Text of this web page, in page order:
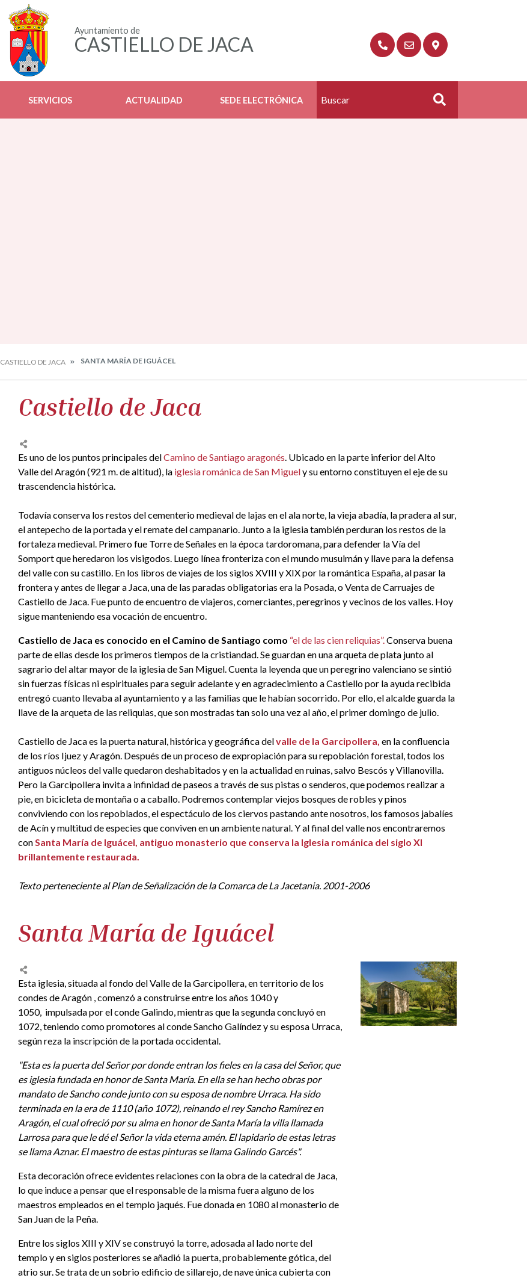
Ayuntamiento de
CASTIELLO DE JACA
SERVICIOS ACTUALIDAD SEDE ELECTRÓNICA Buscar
CASTIELLO DE JACA SANTA MARÍA DE IGUÁCEL
Castiello de Jaca
Es uno de los puntos principales delCamino de Santiago aragonés. Ubicado en la parte inferior del Alto
Valle del Aragón (921 m. de altitud), la iglesia románica de San Miguely su entorno constituyen el eje de su
trascendencia histórica.
Todavía conserva los restos del cementerio medieval de lajas en el ala norte, la vieja abadía, la pradera al sur,
el antepecho de la portada y el remate del campanario. Junto a la iglesia también perduran los restos de la
fortaleza medieval. Primero fue Torre de Señales en la época tardoromana, para defender la Vía del
Somport que heredaron los visigodos. Luego línea fronteriza con el mundo musulmán y llave para la defensa
del valle con su castillo. En los libros de viajes de los siglos XVIII y XIX por la romántica España, al pasar la
frontera y antes de llegar a Jaca, una de las paradas obligatorias era la Posada, o Venta de Carruajes de
Castiello de Jaca. Fue punto de encuentro de viajeros, comerciantes, peregrinos y vecinos de los valles. Hoy
sigue manteniendo esa vocación de encuentro.
Castiello de Jaca es conocido en el Camino de Santiago como “el de las cien reliquias”.Conserva buena
parte de ellas desde los primeros tiempos de la cristiandad. Se guardan en una arqueta de plata junto al
sagrario del altar mayor de la iglesia de San Miguel. Cuenta la leyenda que un peregrino valenciano se sintió
sin fuerzas físicas ni espirituales para seguir adelante y en agradecimiento a Castiello por la ayuda recibida
entregó cuanto llevaba al ayuntamiento y a las familias que le habían socorrido. Por ello, el alcalde guarda la
llave de la arqueta de las reliquias, que son mostradas tan solo una vez al año, el primer domingo de julio.
Castiello de Jaca es la puerta natural, histórica y geográfica delvalle de la Garcipollera, en la confluencia
de los ríos Ijuez y Aragón. Después de un proceso de expropiación para su repoblación forestal, todos los
antiguos núcleos del valle quedaron deshabitados y en la actualidad en ruinas, salvo Bescós y Villanovilla.
Pero la Garcipollera invita a infinidad de paseos a través de sus pistas o senderos, que podemos realizar a
pie, en bicicleta de montaña o a caballo. Podremos contemplar viejos bosques de robles y pinos
conviviendo con los repoblados, el espectáculo de los ciervos pastando ante nosotros, los famosos jabalíes
de Acín y multitud de especies que conviven en un ambiente natural. Y al final del valle nos encontraremos
conSanta María de Iguácel, antiguo monasterio que conserva la Iglesia románica del siglo XI
brillantemente restaurada.
Texto perteneciente al Plan de Señalización de la Comarca de La Jacetania. 2001-2006
Santa María de Iguácel
Esta iglesia, situada al fondo del Valle de la Garcipollera, en territorio de los
condes de Aragón , comenzó a construirse entre los años 1040 y
1050, impulsada por el conde Galindo, mientras que la segunda concluyó en
1072, teniendo como promotores al conde Sancho Galíndez y su esposa Urraca,
según reza la inscripción de la portada occidental.
"Esta es la puerta del Señor por donde entran los fieles en la casa del Señor, que
es iglesia fundada en honor de Santa María. En ella se han hecho obras por
mandato de Sancho conde junto con su esposa de nombre Urraca. Ha sido
terminada en la era de 1110 (año 1072), reinando el rey Sancho Ramírez en
Aragón, el cual ofreció por su alma en honor de Santa María la villa llamada
Larrosa para que le dé el Señor la vida eterna amén. El lapidario de estas letras
se llama Aznar. El maestro de estas pinturas se llama Galindo Garcés".
Esta decoración ofrece evidentes relaciones con la obra de la catedral de Jaca,
lo que induce a pensar que el responsable de la misma fuera alguno de los
maestros empleados en el templo jaqués. Fue donada en 1080 al monasterio de
San Juan de la Peña.
Entre los siglos XIII y XIV se construyó la torre, adosada al lado norte del
templo y en siglos posteriores se añadió la puerta, probablemente gótica, del
atrio sur. Se trata de un sobrio edificio de sillarejo, de nave única cubierta con